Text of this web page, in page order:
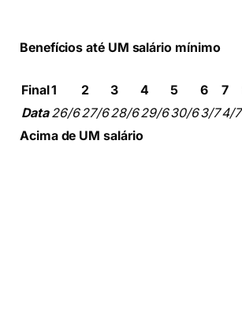
Benefícios até UM salário mínimo
Final1 2 3 4 5 6 7
Data 26/627/628/629/630/63/74/7
Acima de UM salário